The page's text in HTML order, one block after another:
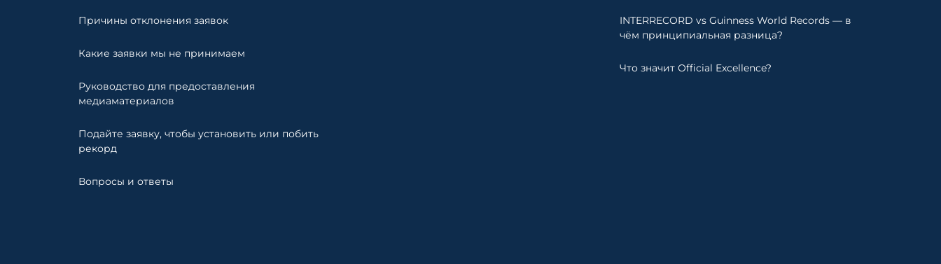
Причины отклонения заявок
Какие заявки мы не принимаем
Руководство для предоставления
медиаматериалов
Подайте заявку, чтобы установить или побить
рекорд
Вопросы и ответы
INTERRECORD vs Guinness World Records — в
чём принципиальная разница?
Что значит Official Excellence?